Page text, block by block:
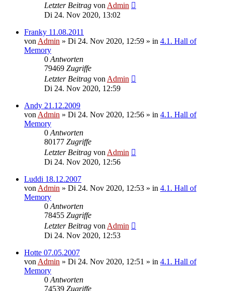
Letzter Beitrag vonAdmin
Di 24. Nov 2020, 13:02
Franky 11.08.2011
vonAdmin » Di 24. Nov 2020, 12:59 » in 4.1. Hall of
Memory
0Antworten
79469 Zugriffe
Letzter Beitrag vonAdmin
Di 24. Nov 2020, 12:59
Andy 21.12.2009
vonAdmin » Di 24. Nov 2020, 12:56 » in 4.1. Hall of
Memory
0Antworten
80177 Zugriffe
Letzter Beitrag vonAdmin
Di 24. Nov 2020, 12:56
Luddi 18.12.2007
vonAdmin » Di 24. Nov 2020, 12:53 » in 4.1. Hall of
Memory
0Antworten
78455 Zugriffe
Letzter Beitrag vonAdmin
Di 24. Nov 2020, 12:53
Hotte 07.05.2007
vonAdmin » Di 24. Nov 2020, 12:51 » in 4.1. Hall of
Memory
0Antworten
74539 Zugriffe